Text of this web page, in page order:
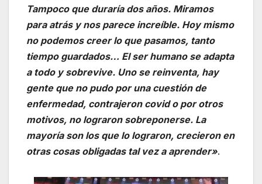
Tampoco que duraría dos años. Miramos
para atrás y nos parece increíble. Hoy mismo
no podemos creer lo que pasamos, tanto
tiempo guardados… El ser humano se adapta
a todo y sobrevive. Uno se reinventa, hay
gente que no pudo por una cuestión de
enfermedad, contrajeron covid o por otros
motivos, no lograron sobreponerse. La
mayoría son los que lo lograron, crecieron en
otras cosas obligadas tal vez a aprender».